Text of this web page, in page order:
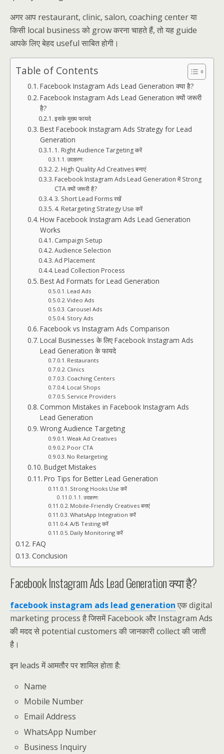
अगर आप restaurant, clinic, salon, coaching center या
किसी local business को grow करना चाहते हैं, तो यह guide
आपके लिए बेहद useful साबित होगी।
Table of Contents
Facebook Instagram Ads Lead Generation क्या है?
Facebook Instagram Ads Lead Generation क्यों जरूरी
है?
इसके मुख्य फायदे
Best Facebook Instagram Ads Strategy for Lead
Generation
1. Right Audience Targeting करें
उदाहरण:
2. High Quality Ad Creatives बनाएं
Facebook Instagram Ads Lead Generation में Strong
CTA क्यों जरूरी है?
3. Short Lead Forms रखें
4. Retargeting Strategy Use करें
How Facebook Instagram Ads Lead Generation
Works
Campaign Setup
Audience Selection
Ad Placement
Lead Collection Process
Best Ad Formats for Lead Generation
Lead Ads
Video Ads
Carousel Ads
Story Ads
Facebook vs Instagram Ads Comparison
Local Businesses के लिए Facebook Instagram Ads
Lead Generation के फायदे
Restaurants
Clinics
Coaching Centers
Local Shops
Service Providers
Common Mistakes in Facebook Instagram Ads
Lead Generation
Wrong Audience Targeting
Weak Ad Creatives
Poor CTA
No Retargeting
Budget Mistakes
Pro Tips for Better Lead Generation
Strong Hooks Use करें
उदाहरण:
Mobile-Friendly Creatives बनाएं
WhatsApp Integration करें
A/B Testing करें
Daily Monitoring करें
FAQ
Conclusion
Facebook Instagram Ads Lead Generation क्या है?
facebook instagram ads lead generation एक digital
marketing process है जिसमें Facebook और Instagram Ads
की मदद से potential customers की जानकारी collect की जाती
है।
इन leads में आमतौर पर शामिल होता है:
Name
Mobile Number
Email Address
WhatsApp Number
Business Inquiry